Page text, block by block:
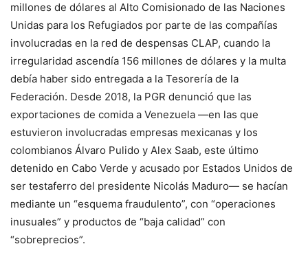
millones de dólares al Alto Comisionado de las Naciones
Unidas para los Refugiados por parte de las compañías
involucradas en la red de despensas CLAP, cuando la
irregularidad ascendía 156 millones de dólares y la multa
debía haber sido entregada a la Tesorería de la
Federación. Desde 2018, la PGR denunció que las
exportaciones de comida a Venezuela —en las que
estuvieron involucradas empresas mexicanas y los
colombianos Álvaro Pulido y Alex Saab, este último
detenido en Cabo Verde y acusado por Estados Unidos de
ser testaferro del presidente Nicolás Maduro— se hacían
mediante un “esquema fraudulento”, con “operaciones
inusuales” y productos de “baja calidad” con
“sobreprecios”.